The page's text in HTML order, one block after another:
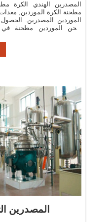
المصدرين الهندي الكرة
مطحنة الكرة الموردين,
الموردين المصدرين.
طحن الموردين مطحنة
المصدرين